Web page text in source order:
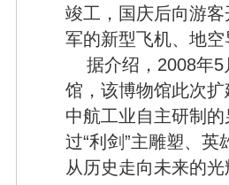
竣工，国庆后向游
军的新型飞机、地
据介绍，2008年
馆，该博物馆此次
中航工业自主研制
过“利剑”主雕塑、
从历史走向未来的